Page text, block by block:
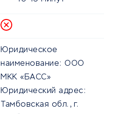
Юридическое
наименование: ООО
МКК «БАСС»
Юридический адрес:
Тамбовская обл., г.